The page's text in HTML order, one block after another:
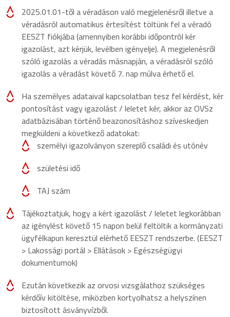
2025.01.01-től a véradáson való megjelenésről illetve a
véradásról automatikus értesítést töltünk fel a véradó
EESZT fiókjába (amennyiben korábbi időpontról kér
igazolást, azt kérjük, levélben igényelje). A megjelenésről
szóló igazolás a véradás másnapján, a véradásról szóló
igazolás a véradást követő 7. nap múlva érhető el.
Ha személyes adataival kapcsolatban tesz fel kérdést, kér
pontosítást vagy igazolást / leletet kér, akkor az OVSz
adatbázisában történő beazonosításhoz szíveskedjen
megküldeni a következő adatokat:
személyi igazolványon szereplő családi és utónév
születési idő
TAJ szám
Tájékoztatjuk, hogy a kért igazolást / leletet legkorábban
az igénylést követő 15 napon belül feltöltik a kormányzati
ügyfélkapun keresztül elérhető EESZT rendszerbe. (EESZT
> Lakossági portál > Ellátások > Egészségügyi
dokumentumok)
Ezután következik az orvosi vizsgálathoz szükséges
kérdőív kitöltése, miközben kortyolhatsz a helyszínen
biztosított ásványvízből.